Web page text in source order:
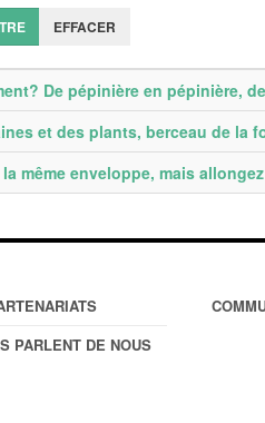
EFFACER
De pépinière en pépinière,
et des plants, berceau de la
même enveloppe, mais
PARLENT DE NOUS